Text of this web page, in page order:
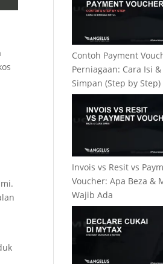
Contoh Payment
Perniagaan: Cara Isi &
Simpan (Step by Step)
Invois vs Resit vs
Voucher: Apa Beza &
Wajib Ada